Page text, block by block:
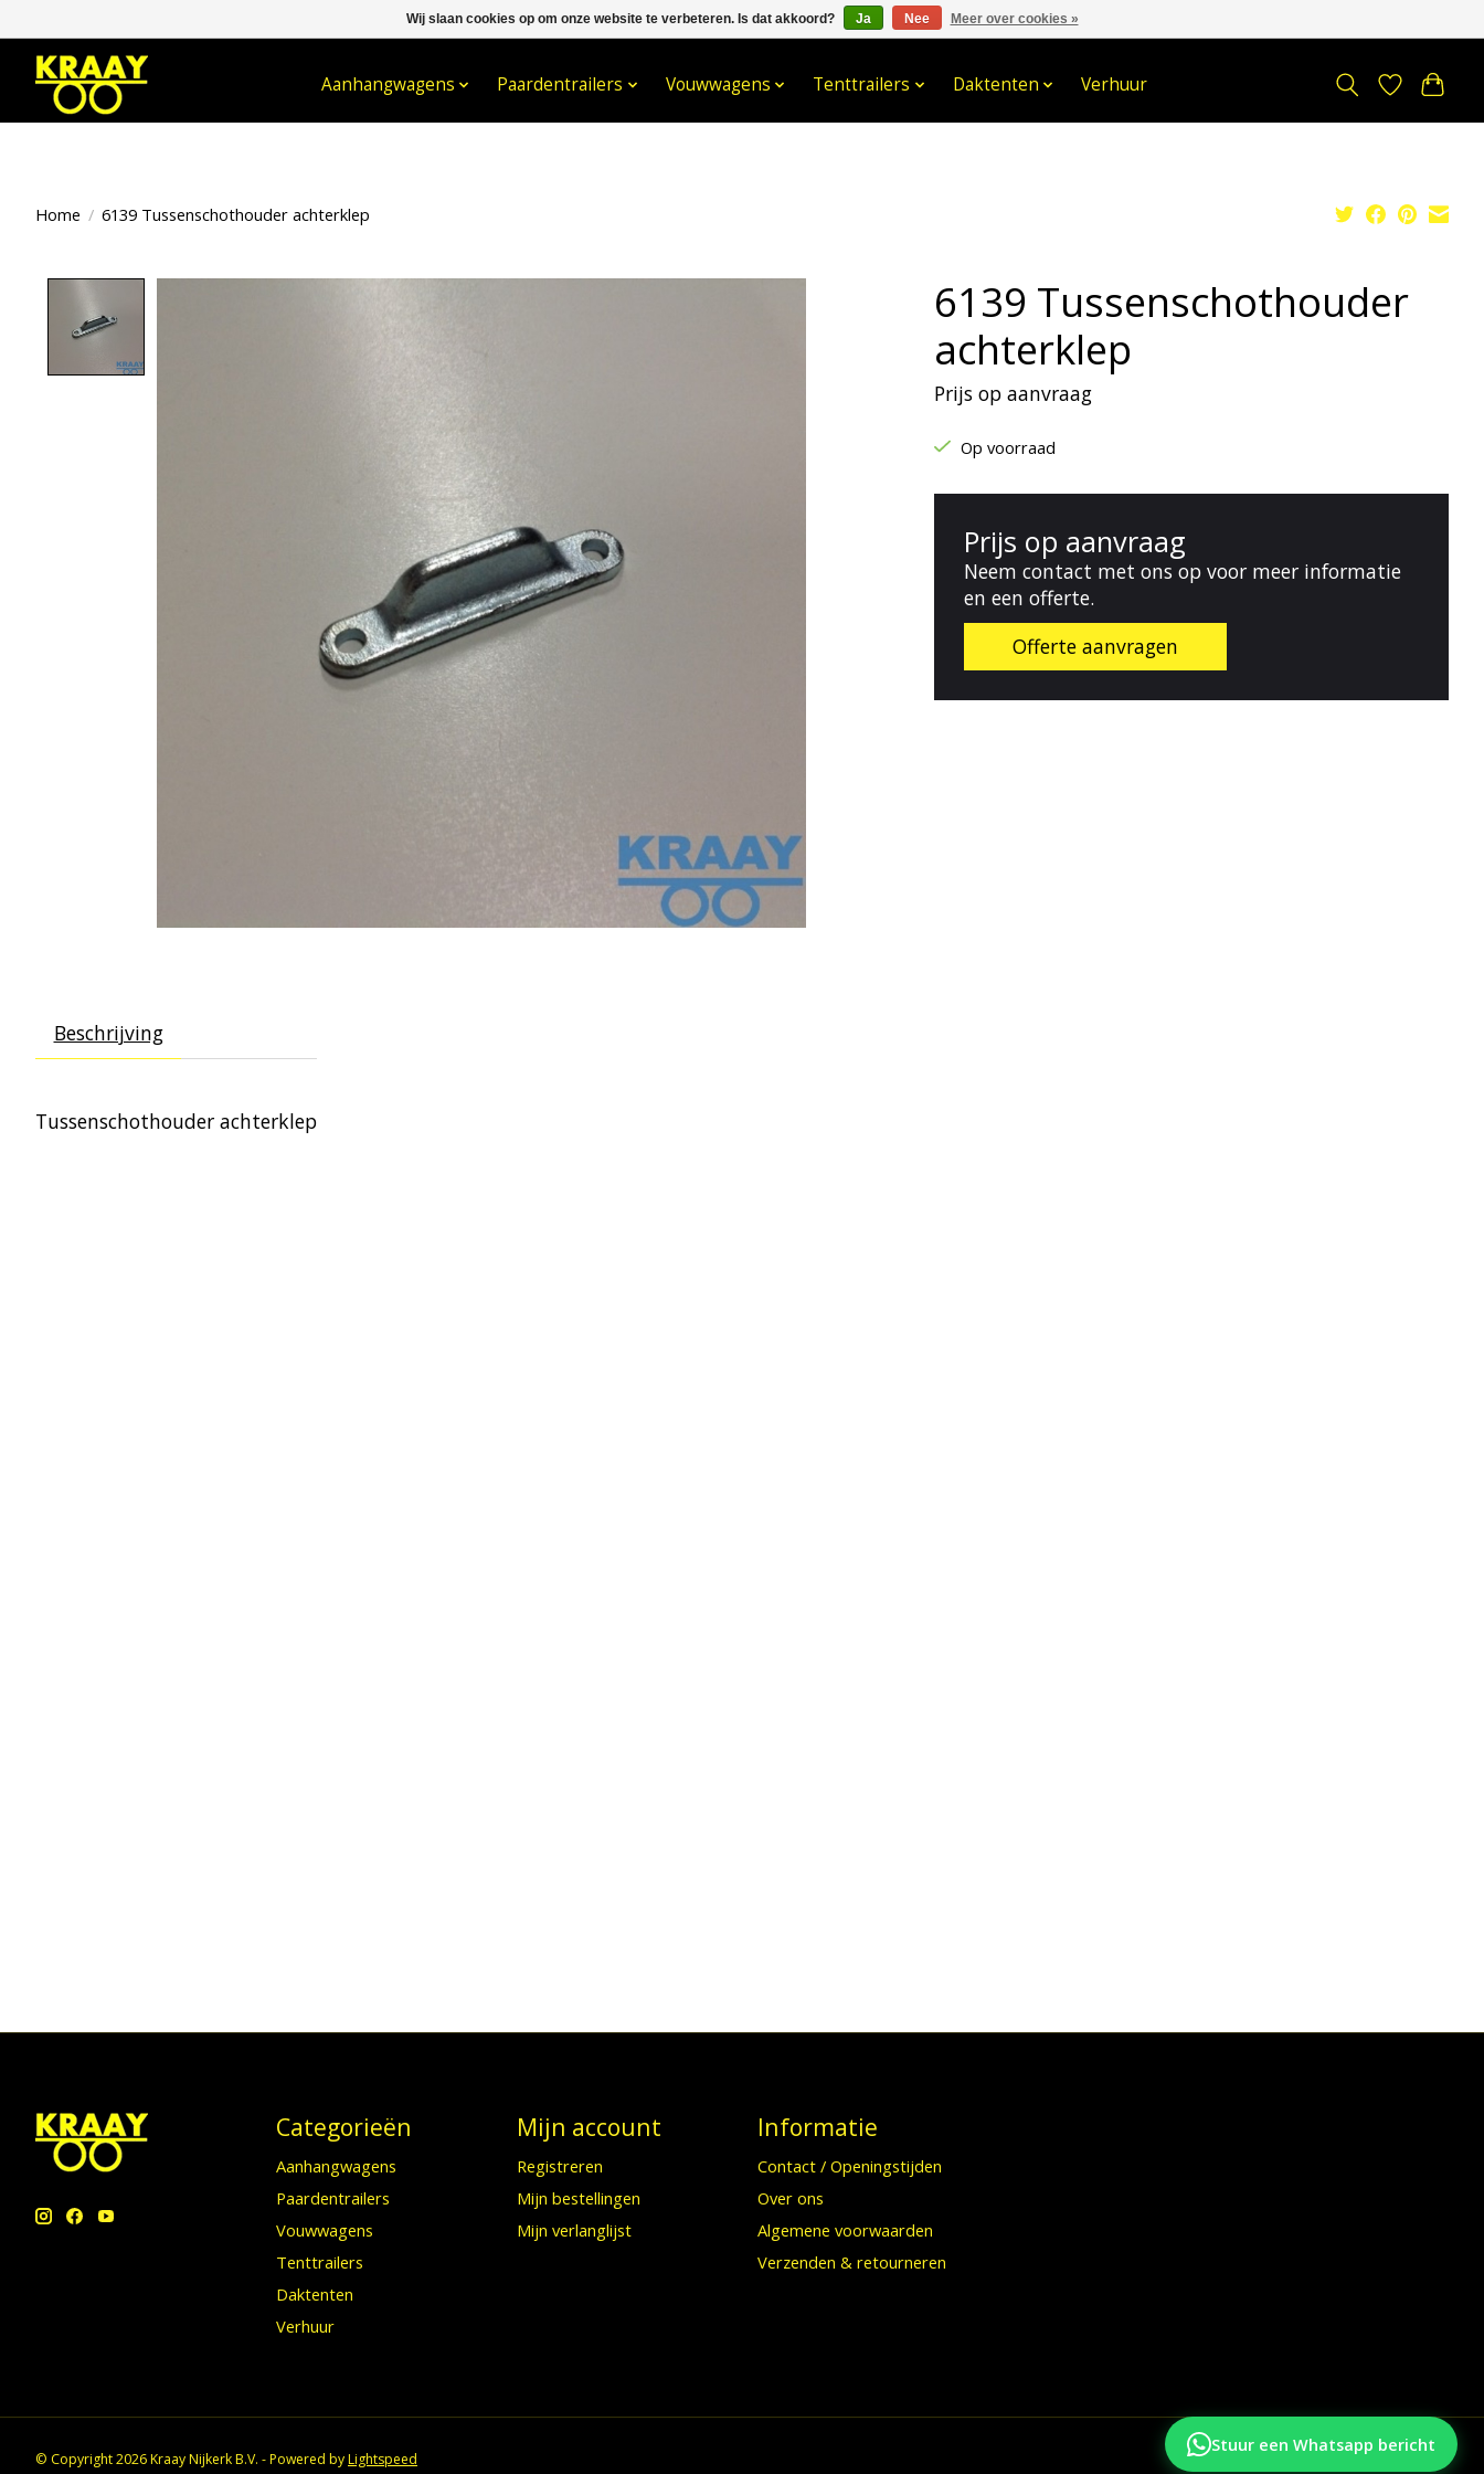
033- 2470 538 info@kraaybv.com Stuur een Whatsapp bericht
Aanhangwagens Paardentrailers Vouwwagens Tenttrailers Daktenten Verhuur
Home / 6139 Tussenschothouder achterklep
6139 Tussenschothouder
achterklep
Prijs op aanvraag
Op voorraad
Prijs op aanvraag
Neem contact met ons op voor meer informatie
en een offerte.
Offerte aanvragen
Beschrijving
Tussenschothouder achterklep
Categorieën
Aanhangwagens
Paardentrailers
Vouwwagens
Tenttrailers
Daktenten
Verhuur
Mijn account
Registreren
Mijn bestellingen
Mijn verlanglijst
Informatie
Contact / Openingstijden
Over ons
Algemene voorwaarden
Verzenden & retourneren
© Copyright 2026 Kraay Nijkerk B.V. - Powered byLightspeed
Stuur een Whatsapp bericht
Wij slaan cookies op om onze website te verbeteren. Is dat akkoord? Ja Nee Meer over cookies »